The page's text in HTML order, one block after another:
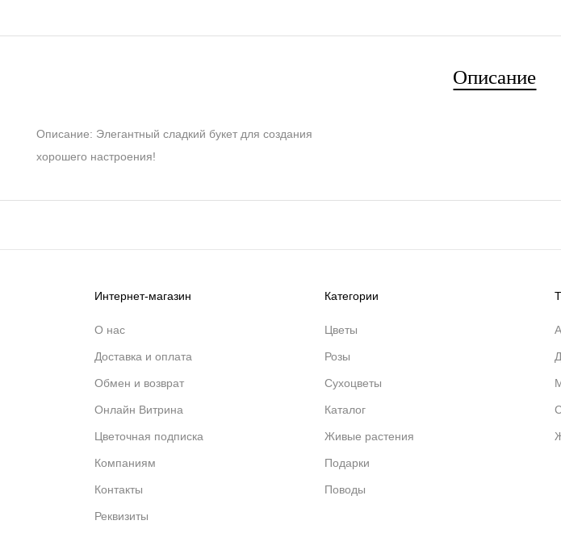
Описание
Описание: Элегантный сладкий букет для создания
хорошего настроения!
Интернет-магазин
О нас
Доставка и оплата
Обмен и возврат
Онлайн Витрина
Цветочная подписка
Компаниям
Контакты
Реквизиты
Категории
Цветы
Розы
Сухоцветы
Каталог
Живые растения
Подарки
Поводы